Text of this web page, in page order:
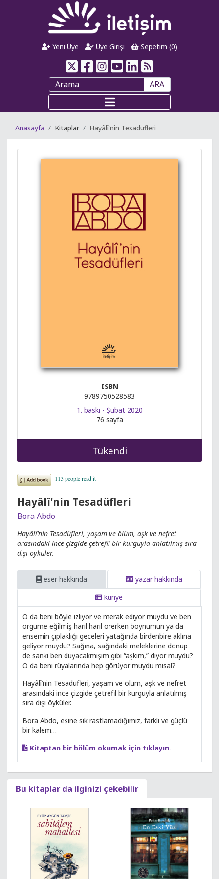
Yeni Üye Üye Girişi Sepetim (0)
ARA
Anasayfa Kitaplar Hayâlî'nin Tesadüfleri
ISBN
9789750528583
1. baskı - Şubat 2020
76 sayfa
Tükendi
Hayâlî'nin Tesadüfleri
Bora Abdo
Hayâlî’nin Tesadüfleri, yaşam ve ölüm, aşk ve nefret
arasındaki ince çizgide çetrefil bir kurguyla anlatılmış sıra
dışı öyküler.
eser hakkında
yazar hakkında
künye
O da beni böyle izliyor ve merak ediyor muydu ve ben
örgüme eğilmiş harıl harıl örerken boynumun ya da
ensemin çıplaklığı geceleri yatağında birdenbire aklına
geliyor muydu? Sağına, sağındaki meleklerine dönüp
de sanki ben duyacakmışım gibi “aşkım,” diyor muydu?
O da beni rüyalarında hep görüyor muydu misal?
Hayâlî’nin Tesadüfleri, yaşam ve ölüm, aşk ve nefret
arasındaki ince çizgide çetrefil bir kurguyla anlatılmış
sıra dışı öyküler.
Bora Abdo, eşine sık rastlamadığımız, farklı ve güçlü
bir kalem…
Kitaptan bir bölüm okumak için tıklayın.
Bu kitaplar da ilginizi çekebilir